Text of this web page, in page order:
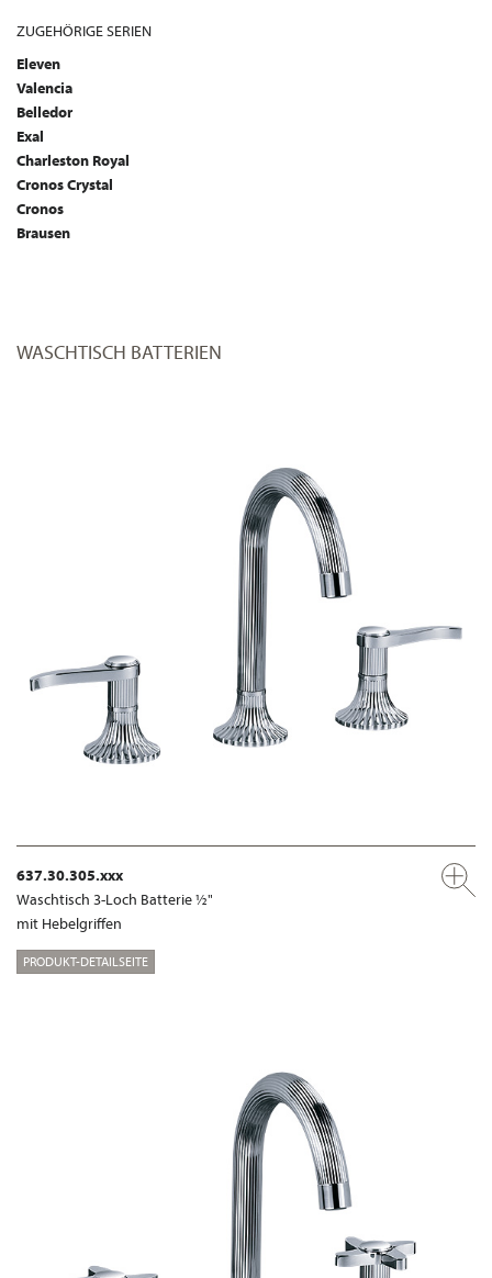
ZUGEHÖRIGE SERIEN
Eleven
Valencia
Belledor
Exal
Charleston Royal
Cronos Crystal
Cronos
Brausen
WASCHTISCH BATTERIEN
637.30.305.xxx
Waschtisch 3-Loch Batterie ½"
mit Hebelgriffen
PRODUKT-DETAILSEITE